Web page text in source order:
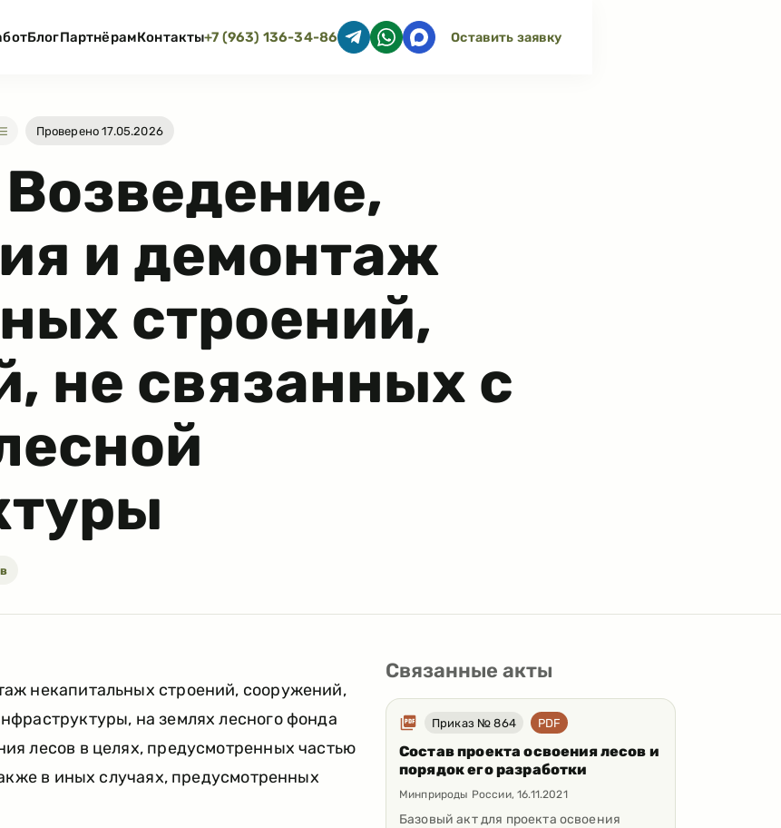
БлогПартнёрамКонтакты+7 (963) 136-34-86 Оставить заявку
Проверено 17.05.2026
Возведение,
и демонтаж
строений,
не связанных с
некапитальных строений, сооружений,
на землях лесного фонда
лесов в целях, предусмотренных частью
в иных случаях, предусмотренных
Связанные акты
Приказ № 864 PDF
Состав проекта освоения лесов и
порядок его разработки
Минприроды России,16.11.2021
Базовый акт для проекта освоения